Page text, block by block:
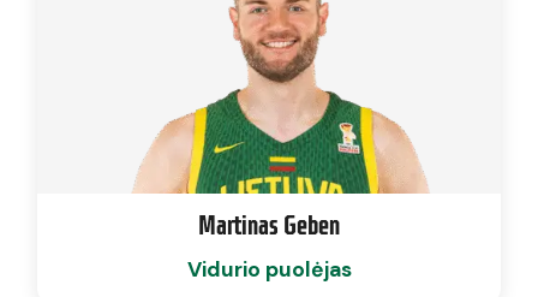
Martinas Geben
Vidurio puolėjas